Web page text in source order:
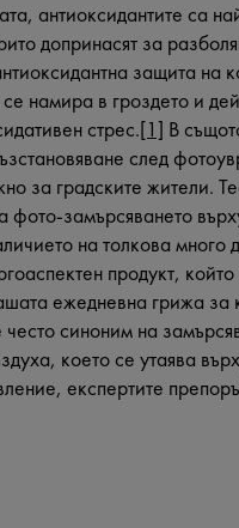
антиоксидантите са
допринасят за
защита на
намира в гроздето и
стрес.[1] В
след
за градските жители.
замърсяването
на толкова много
продукт,
ежедневна грижа за
синоним на
което се утаява
експертите